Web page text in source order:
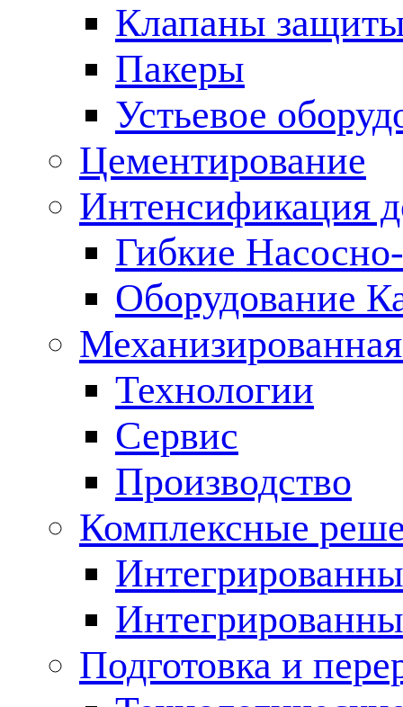
Клапаны
Пакеры
Устьевое
Цементирование
Интенсификация
Гибкие
Оборудование
Технологии
Сервис
Производство
Комплексные
Подготовка и